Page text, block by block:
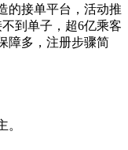
的接单平台，活动推
到单子，超6亿乘客
障多，注册步骤简
。